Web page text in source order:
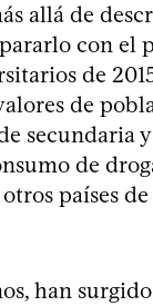
allá de
con el
de
de
secundaria
de
países
han surgido